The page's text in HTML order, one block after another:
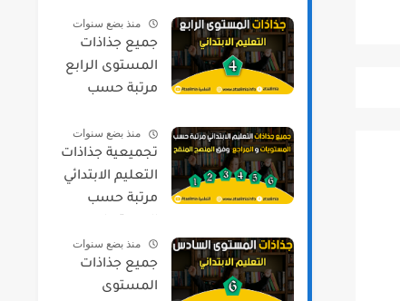
المستويات
حسب مسار
منذ بضع سنوات
جميع جذاذات
المستوى الرابع
مرتبة حسب
2021/2022
منذ بضع سنوات
تجميعية جذاذات
التعليم الابتدائي
مرتبة حسب
المراجع وفق
المنهج المنقح
منذ بضع سنوات
جميع جذاذات
المستوى